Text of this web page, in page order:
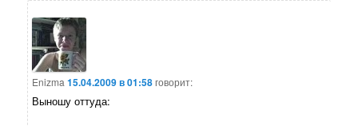
Enizma 15.04.2009 в 01:58говорит:
Выношу оттуда: